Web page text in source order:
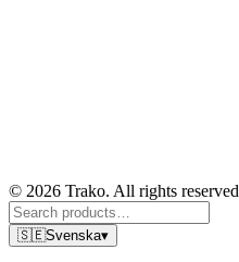
© 2026 Trako. All rights reserved
🇸🇪Svenska▾